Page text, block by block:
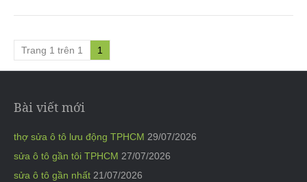
Trang 1 trên 1 1
Bài viết mới
thợ sửa ô tô lưu động TPHCM 29/07/2026
sửa ô tô gần tôi TPHCM 27/07/2026
sửa ô tô gần nhất 21/07/2026